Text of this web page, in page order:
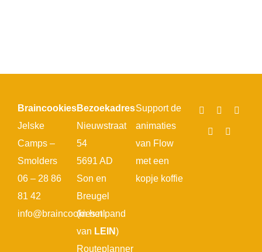
Braincookies
Jelske
Camps –
Smolders
06 – 28 86
81 42
info@braincookies.nl
Bezoekadres
Nieuwstraat
54
5691 AD
Son en
Breugel
(in het pand
van LEIN)
Routeplanner
Support de
animaties
van Flow
met een
kopje koffie